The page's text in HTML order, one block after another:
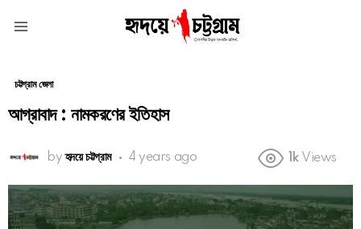
চট্টগ্রাম জেলা
আগ্রাবাদ : নামকরণের ইতিহাস
by হৃদয়ে চট্টগ্রাম 4 years ago 1k Views